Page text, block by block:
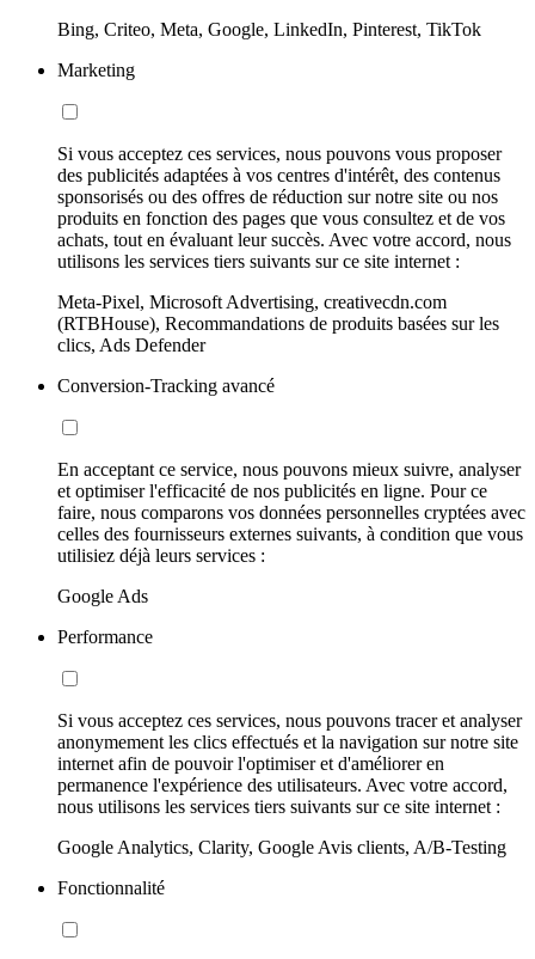
Bing, Criteo, Meta, Google, LinkedIn, Pinterest, TikTok
Marketing
Si vous acceptez ces services, nous pouvons vous proposer
des publicités adaptées à vos centres d'intérêt, des contenus
sponsorisés ou des offres de réduction sur notre site ou nos
produits en fonction des pages que vous consultez et de vos
achats, tout en évaluant leur succès. Avec votre accord, nous
utilisons les services tiers suivants sur ce site internet :
Meta-Pixel, Microsoft Advertising, creativecdn.com
(RTBHouse), Recommandations de produits basées sur les
clics, Ads Defender
Conversion-Tracking avancé
En acceptant ce service, nous pouvons mieux suivre, analyser
et optimiser l'efficacité de nos publicités en ligne. Pour ce
faire, nous comparons vos données personnelles cryptées avec
celles des fournisseurs externes suivants, à condition que vous
utilisiez déjà leurs services :
Google Ads
Performance
Si vous acceptez ces services, nous pouvons tracer et analyser
anonymement les clics effectués et la navigation sur notre site
internet afin de pouvoir l'optimiser et d'améliorer en
permanence l'expérience des utilisateurs. Avec votre accord,
nous utilisons les services tiers suivants sur ce site internet :
Google Analytics, Clarity, Google Avis clients, A/B-Testing
Fonctionnalité